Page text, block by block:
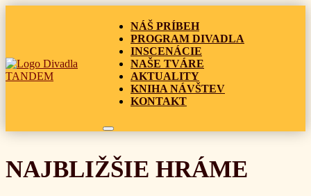
NÁŠ PRÍBEH
PROGRAM DIVADLA
INSCENÁCIE
NAŠE TVÁRE
AKTUALITY
KNIHA NÁVŠTEV
KONTAKT
NAJBLIŽŠIE HRÁME